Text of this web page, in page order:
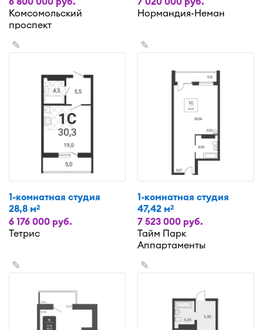
Комсомольский
проспект
Нормандия-Неман
✎
1-комнатная студия
28,8 м2
6 176 000 руб.
Тетрис
✎
1-комнатная студия
47,42 м2
7 523 000 руб.
Тайм Парк
Аппартаменты
✎ ✎